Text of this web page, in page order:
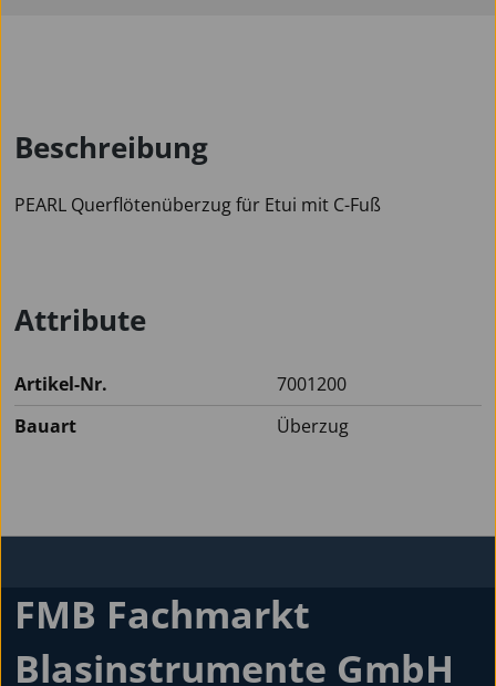
Beschreibung
PEARL Querflötenüberzug für Etui mit C-Fuß
Attribute
Artikel-Nr.
7001200
Bauart
Überzug
FMB Fachmarkt
Blasinstrumente GmbH